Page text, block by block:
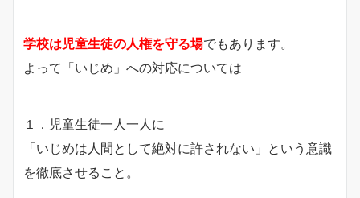
学校は児童生徒の人権を守る場でもあります。
よって「いじめ」への対応については
１．児童生徒一人一人に
「いじめは人間として絶対に許されない」という意識
を徹底させること。